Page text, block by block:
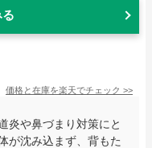
価格と在庫を楽天でチェック >>
炎や鼻づまり対策にと
が沈み込まず、背もた